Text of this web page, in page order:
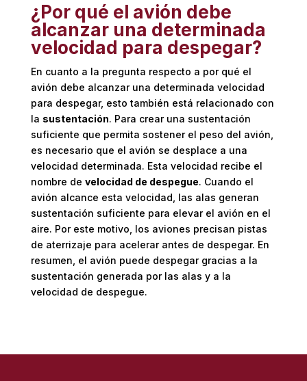
¿Por qué el avión debe
alcanzar una determinada
velocidad para despegar?
En cuanto a la pregunta respecto a por qué el
avión debe alcanzar una determinada velocidad
para despegar, esto también está relacionado con
la sustentación. Para crear una sustentación
suficiente que permita sostener el peso del avión,
es necesario que el avión se desplace a una
velocidad determinada. Esta velocidad recibe el
nombre de velocidad de despegue. Cuando el
avión alcance esta velocidad, las alas generan
sustentación suficiente para elevar el avión en el
aire. Por este motivo, los aviones precisan pistas
de aterrizaje para acelerar antes de despegar. En
resumen, el avión puede despegar gracias a la
sustentación generada por las alas y a la
velocidad de despegue.